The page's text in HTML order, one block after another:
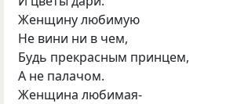
Женщину любимую
Не вини ни в чем,
Будь прекрасным принцем,
А не палачом.
Женщина любимая-